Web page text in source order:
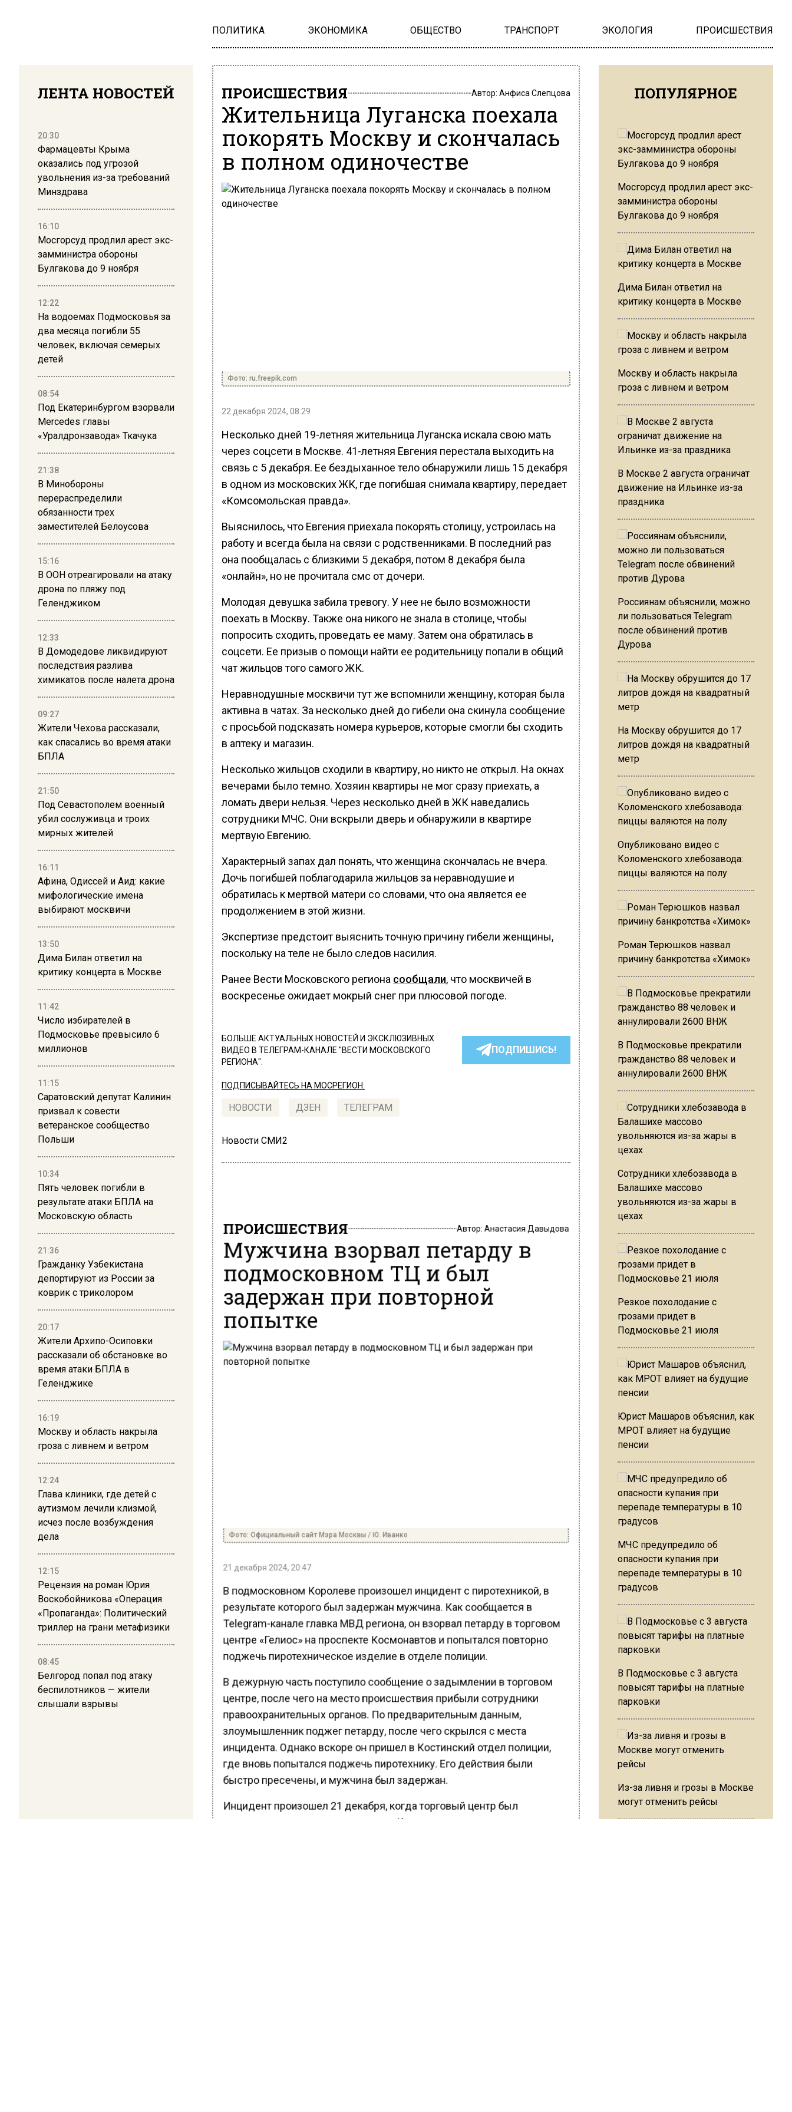
ПОЛИТИКА ЭКОНОМИКА ОБЩЕСТВО ТРАНСПОРТ ЭКОЛОГИЯ ПРОИСШЕСТВИЯ
ЛЕНТА НОВОСТЕЙ
20:30
Фармацевты Крыма
оказались под угрозой
увольнения из-за требований
Минздрава
16:10
Мосгорсуд продлил арест экс-
замминистра обороны
Булгакова до 9 ноября
12:22
На водоемах Подмосковья за
два месяца погибли 55
человек, включая семерых
детей
08:54
Под Екатеринбургом взорвали
Mercedes главы
«Уралдронзавода» Ткачука
21:38
В Минобороны
перераспределили
обязанности трех
заместителей Белоусова
15:16
В ООН отреагировали на атаку
дрона по пляжу под
Геленджиком
12:33
В Домодедове ликвидируют
последствия разлива
химикатов после налета дрона
09:27
Жители Чехова рассказали,
как спасались во время атаки
БПЛА
21:50
Под Севастополем военный
убил сослуживца и троих
мирных жителей
16:11
Афина, Одиссей и Аид: какие
мифологические имена
выбирают москвичи
13:50
Дима Билан ответил на
критику концерта в Москве
11:42
Число избирателей в
Подмосковье превысило 6
миллионов
11:15
Саратовский депутат Калинин
призвал к совести
ветеранское сообщество
Польши
10:34
Пять человек погибли в
результате атаки БПЛА на
Московскую область
21:36
Гражданку Узбекистана
депортируют из России за
коврик с триколором
20:17
Жители Архипо-Осиповки
рассказали об обстановке во
время атаки БПЛА в
Геленджике
16:19
Москву и область накрыла
гроза с ливнем и ветром
12:24
Глава клиники, где детей с
аутизмом лечили клизмой,
исчез после возбуждения
дела
12:15
Рецензия на роман Юрия
Воскобойникова «Операция
«Пропаганда»: Политический
триллер на грани метафизики
08:45
Белгород попал под атаку
беспилотников — жители
слышали взрывы
ПРОИСШЕСТВИЯ Автор: Анфиса Слепцова
Жительница Луганска поехала
покорять Москву и скончалась
в полном одиночестве
Фото: ru.freepik.com
22 декабря 2024, 08:29
Несколько дней 19-летняя жительница Луганска искала свою мать
через соцсети в Москве. 41-летняя Евгения перестала выходить на
связь с 5 декабря. Ее бездыханное тело обнаружили лишь 15 декабря
в одном из московских ЖК, где погибшая снимала квартиру, передает
«Комсомольская правда».
Выяснилось, что Евгения приехала покорять столицу, устроилась на
работу и всегда была на связи с родственниками. В последний раз
она пообщалась с близкими 5 декабря, потом 8 декабря была
«онлайн», но не прочитала смс от дочери.
Молодая девушка забила тревогу. У нее не было возможности
поехать в Москву. Также она никого не знала в столице, чтобы
попросить сходить, проведать ее маму. Затем она обратилась в
соцсети. Ее призыв о помощи найти ее родительницу попали в общий
чат жильцов того самого ЖК.
Неравнодушные москвичи тут же вспомнили женщину, которая была
активна в чатах. За несколько дней до гибели она скинула сообщение
с просьбой подсказать номера курьеров, которые смогли бы сходить
в аптеку и магазин.
Несколько жильцов сходили в квартиру, но никто не открыл. На окнах
вечерами было темно. Хозяин квартиры не мог сразу приехать, а
ломать двери нельзя. Через несколько дней в ЖК наведались
сотрудники МЧС. Они вскрыли дверь и обнаружили в квартире
мертвую Евгению.
Характерный запах дал понять, что женщина скончалась не вчера.
Дочь погибшей поблагодарила жильцов за неравнодушие и
обратилась к мертвой матери со словами, что она является ее
продолжением в этой жизни.
Экспертизе предстоит выяснить точную причину гибели женщины,
поскольку на теле не было следов насилия.
Ранее Вести Московского региона сообщали, что москвичей в
воскресенье ожидает мокрый снег при плюсовой погоде.
БОЛЬШЕ АКТУАЛЬНЫХ НОВОСТЕЙ И ЭКСКЛЮЗИВНЫХ
ВИДЕО В ТЕЛЕГРАМ-КАНАЛЕ "ВЕСТИ МОСКОВСКОГО
РЕГИОНА".
ПОДПИШИСЬ!
ПОДПИСЫВАЙТЕСЬ НА МОСРЕГИОН:
НОВОСТИ ДЗЕН ТЕЛЕГРАМ
Новости СМИ2
ПРОИСШЕСТВИЯ Автор: Анастасия Давыдова
Мужчина взорвал петарду в
подмосковном ТЦ и был
задержан при повторной
попытке
Фото: Официальный сайт Мэра Москвы / Ю. Иванко
21 декабря 2024, 20:47
В подмосковном Королеве произошел инцидент с пиротехникой, в
результате которого был задержан мужчина. Как сообщается в
Telegram-канале главка МВД региона, он взорвал петарду в торговом
центре «Гелиос» на проспекте Космонавтов и попытался повторно
поджечь пиротехническое изделие в отделе полиции.
В дежурную часть поступило сообщение о задымлении в торговом
центре, после чего на место происшествия прибыли сотрудники
правоохранительных органов. По предварительным данным,
злоумышленник поджег петарду, после чего скрылся с места
инцидента. Однако вскоре он пришел в Костинский отдел полиции,
где вновь попытался поджечь пиротехнику. Его действия были
быстро пресечены, и мужчина был задержан.
Инцидент произошел 21 декабря, когда торговый центр был
эвакуирован после взрыва петард. К счастью, никто не пострадал.
ПОПУЛЯРНОЕ
Мосгорсуд продлил арест экс-
замминистра обороны
Булгакова до 9 ноября
Дима Билан ответил на
критику концерта в Москве
Москву и область накрыла
гроза с ливнем и ветром
В Москве 2 августа ограничат
движение на Ильинке из-за
праздника
Россиянам объяснили, можно
ли пользоваться Telegram
после обвинений против
Дурова
На Москву обрушится до 17
литров дождя на квадратный
метр
Опубликовано видео с
Коломенского хлебозавода:
пиццы валяются на полу
Роман Терюшков назвал
причину банкротства «Химок»
В Подмосковье прекратили
гражданство 88 человек и
аннулировали 2600 ВНЖ
Сотрудники хлебозавода в
Балашихе массово
увольняются из-за жары в
цехах
Резкое похолодание с
грозами придет в
Подмосковье 21 июля
Юрист Машаров объяснил, как
МРОТ влияет на будущие
пенсии
МЧС предупредило об
опасности купания при
перепаде температуры в 10
градусов
В Подмосковье с 3 августа
повысят тарифы на платные
парковки
Из-за ливня и грозы в Москве
могут отменить рейсы